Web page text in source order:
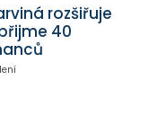
rozšiřuje
40